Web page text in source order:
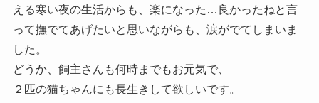
える寒い夜の生活からも、楽になった…良かったねと言
って撫でてあげたいと思いながらも、涙がでてしまいま
した。
どうか、飼主さんも何時までもお元気で、
２匹の猫ちゃんにも長生きして欲しいです。